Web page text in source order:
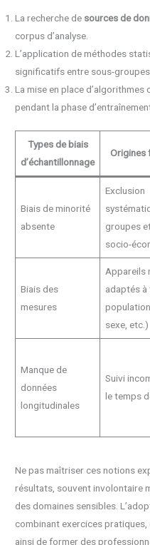
La recherche de sources de
corpus d’analyse.
L’application de méthodes
significatifs entre sous-groupes.
La mise en place d’algorithmes
pendant la phase
Types de biais
d’échantillonnage
Origines
Biais de minorité
absente
Exclusion
groupes
socio-
Biais des
mesures
Appareils
adaptés
sexe, etc.)
Manque de
données
longitudinales
Suivi
le temps
Ne pas maîtriser ces notions
résultats, souvent involontaire
des domaines sensibles.
combinant exercices
ainsi de former des